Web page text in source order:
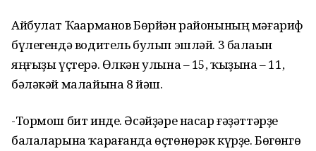
Айбулат Ҡаһарманов Бөрйән районының мәғариф
бүлегендә водитель булып эшләй. 3 балаһын
яңғыҙы үҫтерә. Өлкән улына – 15, ҡыҙына – 11,
бәләкәй малайына 8 йәш.
-Тормош бит инде. Әсәйҙәре насар ғәҙәттәрҙе
балаларына ҡарағанда өҫтөнөрәк күрҙе. Бөгөнгө